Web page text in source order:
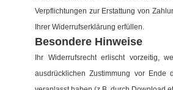
Verpflichtungen zur Erstattung von
Ihrer Widerrufserklärung erfüllen.
Besondere Hinweise
Ihr Widerrufsrecht erlischt vorzeitig,
ausdrücklichen Zustimmung vor